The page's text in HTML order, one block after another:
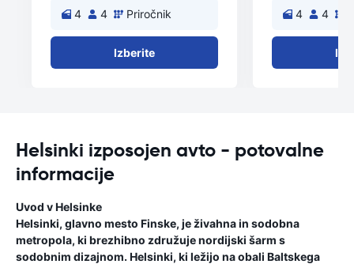
4 4 Priročnik
Izberite
4 4
Helsinki izposojen avto - potovalne
informacije
Uvod v Helsinke
Helsinki, glavno mesto Finske, je živahna in sodobna
metropola, ki brezhibno združuje nordijski šarm s
sodobnim dizajnom. Helsinki, ki ležijo na obali Baltskega